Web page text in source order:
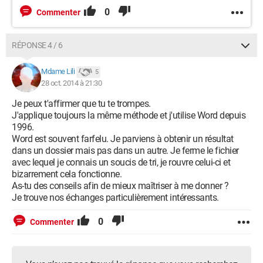
Commenter 0
RÉPONSE 4 / 6
Mdame Lili 5
28 oct. 2014 à 21:30
Je peux t'affirmer que tu te trompes.
J'applique toujours la même méthode et j'utilise Word depuis
1996.
Word est souvent farfelu. Je parviens à obtenir un résultat
dans un dossier mais pas dans un autre. Je ferme le fichier
avec lequel je connais un soucis de tri, je rouvre celui-ci et
bizarrement cela fonctionne.
As-tu des conseils afin de mieux maîtriser à me donner ?
Je trouve nos échanges particulièrement intéressants.
Commenter 0